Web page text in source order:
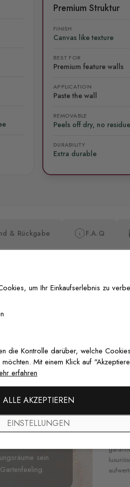
Premium Struktur
FINISH
Canvas like texture
BEST FOR
Premium feature walls
APPLICATION
Paste the wall
REMOVABLE
Peels off dry, no residue
DURABILITY
Extra durable
& Rückgabe F.A.Q
verzaubern.
Look und
Wandbild
Look, den
kombiniert und
Wahl für Ihr
sein
um Ihr Einkaufserlebnis zu
die Kontrolle darüber, welche
Mit einem Klick auf
erfahren
ALLE AKZEPTIEREN
EINSTELLUNGEN